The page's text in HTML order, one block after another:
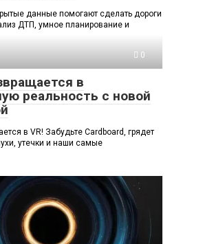
данные помогают сделать дороги
ДТП, умное планирование и
0
в
реальность с новой
в VR! Забудьте Cardboard, грядет
утечки и наши самые